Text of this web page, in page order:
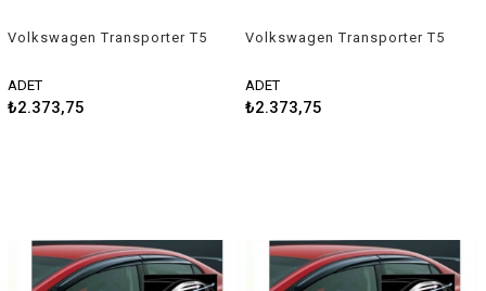
Volkswagen Transporter T5
ADET
₺2.373,75
Volkswagen Transporter T5
ADET
₺2.373,75